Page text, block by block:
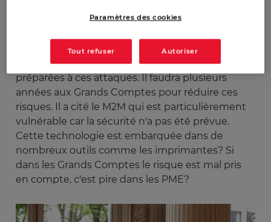
Pour Pascal Lointier, les équipements industriels
pirates informatiques, car ils sont accessibles par
les réseaux. Par contre, les entreprises sont mal
préparées à ces attaques. Il faudra plusieurs
années aux Grands Comptes pour réduire ces
risques. Il a cité le M2M qui est particulièrement
vulnérable car la sécurité n'a pas été prévue.
Cette technologie est embarquée dans de
nombreux outils comme les imprimantes? Si
dans les Grands Comptes le risque est mal pris
en compte, c'est pire dans les PME?
Paramètres des cookies
Tout refuser Autoriser